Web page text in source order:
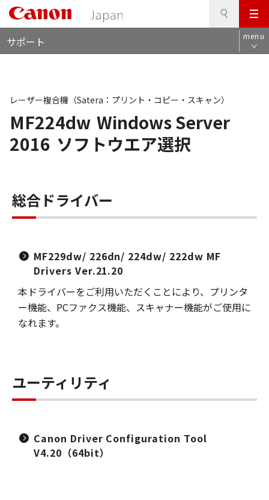
メ
ニ
ュ
サポート menu
MF224dw Windows Server
2016 ソフトウエア選択
レーザー複合機（Satera：プリント・コピー・スキャン）
総合ドライバー
MF229dw/ 226dn/ 224dw/ 222dw MF
Drivers Ver.21.20
本ドライバーをご利用いただくことにより、プリンタ
ー機能、PCファクス機能、スキャナー機能がご使用に
なれます。
ユーティリティ
Canon Driver Configuration Tool
V4.20（64bit）